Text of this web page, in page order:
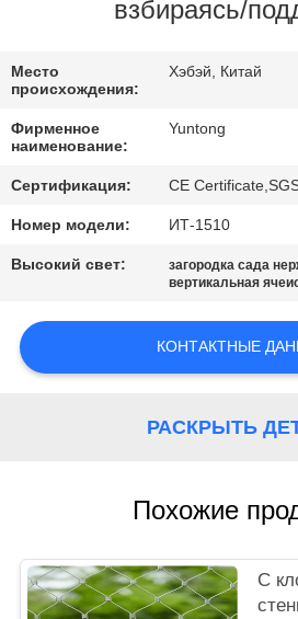
КАЧЕСТВА
СВЯЖИТЕСЬ
МЫ
НОВОСТИ
СПРОСИТЕ
КАРТА
взбираясь/
Место
происхождения:
Хэбэй, Китай
Фирменное
наименование:
Yuntong
Сертификация: CE
Номер модели: ИТ-1510
Высокий свет: загородка сада
вертикальная
КОНТАКТНЫЕ
РАСКРЫТЬ
Похожие
С